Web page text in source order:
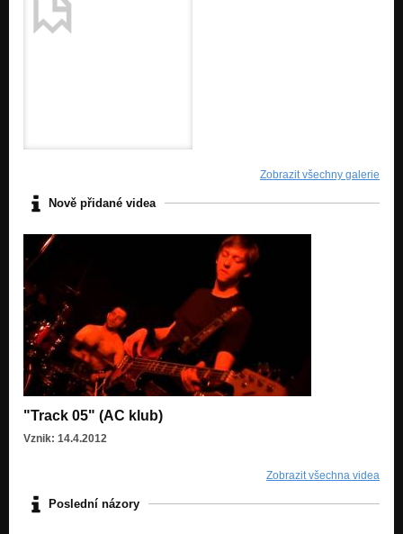
Zobrazit všechny galerie
Nově přidané videa
"Track 05" (AC klub)
Vznik: 14.4.2012
Zobrazit všechna videa
Poslední názory